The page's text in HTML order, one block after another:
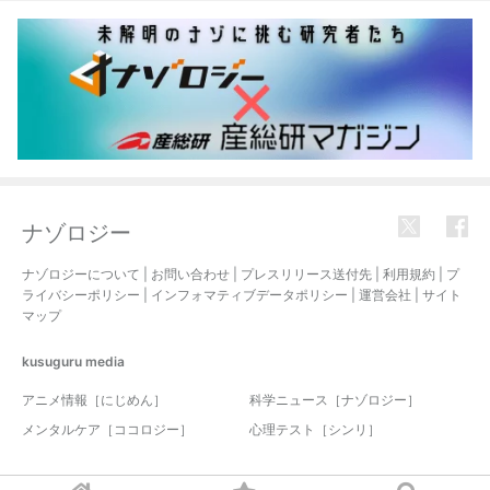
ナゾロジー
ナゾロジーについて お問い合わせ プレスリリース送付先 利用規約
プ
ライバシーポリシー
インフォマティブデータポリシー 運営会社
サイト
マップ
kusuguru media
アニメ情報［にじめん］
科学ニュース［ナゾロジー］
メンタルケア［ココロジー］
心理テスト［シンリ］
© 2017-2026 nazology. all rights reserved.